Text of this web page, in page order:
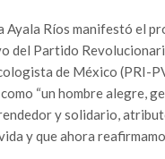
Ayala Ríos manifestó el
del Partido
de México (PRI-
“un hombre alegre,
y solidario,
y que ahora